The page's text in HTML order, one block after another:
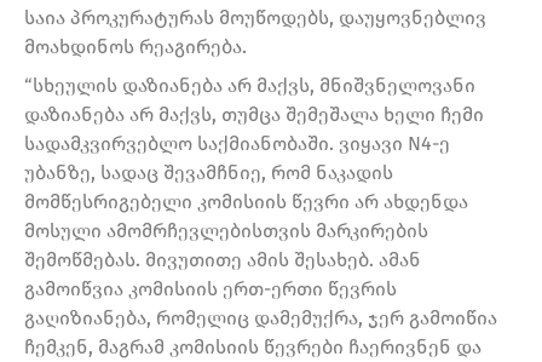
საია პროკურატურას მოუწოდებს, დაუყოვნებლივ
მოახდინოს რეაგირება.
“სხეულის დაზიანება არ მაქვს, მნიშვნელოვანი
დაზიანება არ მაქვს, თუმცა შემეშალა ხელი ჩემი
სადამკვირვებლო საქმიანობაში. ვიყავი N4-ე
უბანზე, სადაც შევამჩნიე, რომ ნაკადის
მომწესრიგებელი კომისიის წევრი არ ახდენდა
მოსული ამომრჩევლებისთვის მარკირების
შემოწმებას. მივუთითე ამის შესახებ. ამან
გამოიწვია კომისიის ერთ-ერთი წევრის
გაღიზიანება, რომელიც დამემუქრა, ჯერ გამოიწია
ჩემკენ, მაგრამ კომისიის წევრები ჩაერივნენ და